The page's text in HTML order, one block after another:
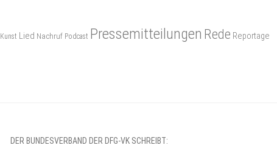
Kunst Lied Nachruf Podcast Pressemitteilungen Rede Reportage
DER BUNDESVERBAND DER DFG-VK SCHREIBT: